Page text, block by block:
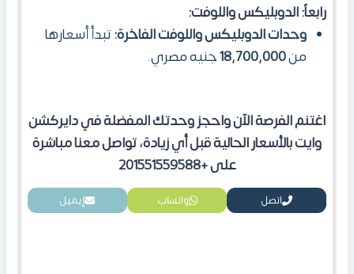
رابعاً: الدوبليكس واللوفت:
وحدات الدوبليكس واللوفت الفاخرة:تبدأ أسعارها
من18,700,000جنيه مصري.
اغتنم الفرصة الآن واحجز وحدتك المفضلة في دايركشن
وايت بالأسعار الحالية قبل أي زيادة، تواصل معنا مباشرة
على+201551559588
اتصل واتساب إيميل